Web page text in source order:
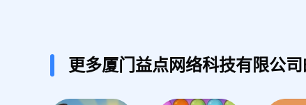
更多厦门益点网络科技有限公